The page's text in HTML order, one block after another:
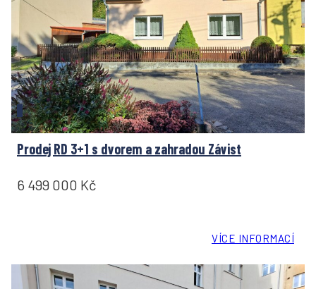
Prodej RD 3+1 s dvorem a zahradou Závist
6 499 000 Kč
VÍCE INFORMACÍ